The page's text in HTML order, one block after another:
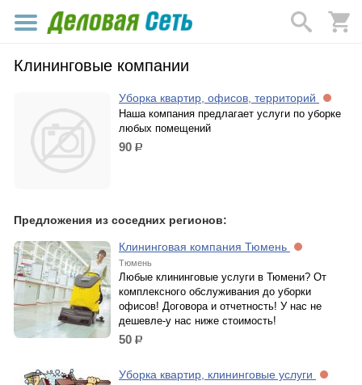
Клининговые компании
Уборка квартир, офисов, территорий
Наша компания предлагает услуги по уборке
любых помещений
90 р.
Предложения из соседних регионов:
Клининговая компания Тюмень
Тюмень
Любые клининговые услуги в Тюмени? От
комплексного обслуживания до уборки
офисов! Договора и отчетность! У нас не
дешевле-у нас ниже стоимость!
50 р.
Уборка квартир, клининговые услуги